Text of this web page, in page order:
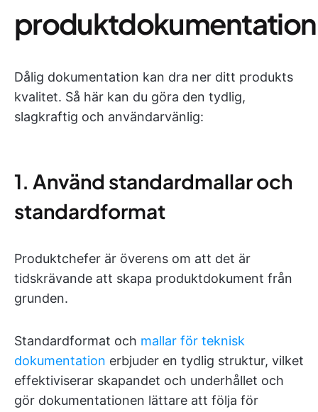
produktdokumentation
Dålig dokumentation kan dra ner ditt produkts
kvalitet. Så här kan du göra den tydlig,
slagkraftig och användarvänlig:
1. Använd standardmallar och
standardformat
Produktchefer är överens om att det är
tidskrävande att skapa produktdokument från
grunden.
Standardformat och mallar för teknisk
dokumentation erbjuder en tydlig struktur, vilket
effektiviserar skapandet och underhållet och
gör dokumentationen lättare att följa för